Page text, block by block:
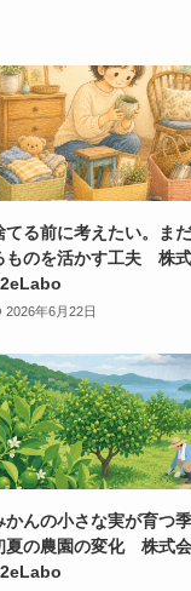
てる前に考えたい。ま
ものを活かす工夫 株
2026年6月22日
かんの小さな実が育つ季
夏の農園の変化 株式